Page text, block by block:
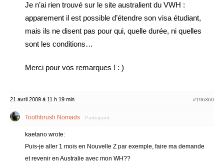
Je n’ai rien trouvé sur le site australient du VWH :
apparement il est possible d’étendre son visa étudiant,
mais ils ne disent pas pour qui, quelle durée, ni quelles
sont les conditions…
Merci pour vos remarques ! : )
21 avril 2009 à 11 h 19 min #196360
Toothbrush Nomads Participant
kaetano wrote:
Puis-je aller 1 mois en Nouvelle Z par exemple, faire ma demande
et revenir en Australie avec mon WH??